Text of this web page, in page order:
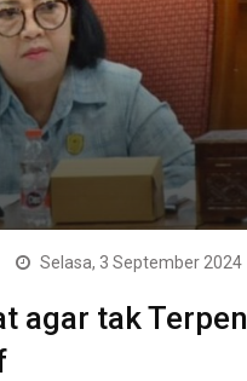
Selasa, 3 September 2024
agar tak